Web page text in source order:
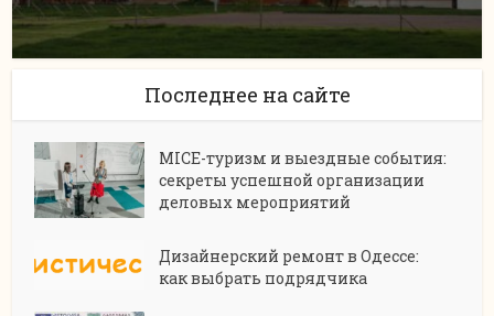
Последнее на сайте
MICE-туризм и выездные события:
секреты успешной организации
деловых мероприятий
Дизайнерский ремонт в Одессе:
как выбрать подрядчика